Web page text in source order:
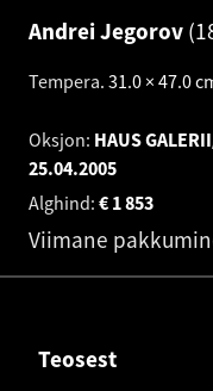
Andrei Jegorov
Tempera. 31.0 × 47.0
Oksjon: HAUS
25.04.2005
Alghind:
1 853
€
Viimane
Teosest